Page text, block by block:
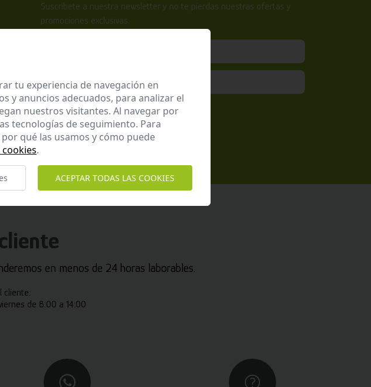
Suscríbete a nuestra newsletter y no te pierdas nuestras ofertas y
promociones exclusivas.
He leído y acepto laPolítica de Privacidad
Enviar
en menos de 24 horas laborables.
cliente:
de 8:00 a 14:00
tu experiencia de navegación en
y anuncios adecuados, para analizar el
nuestros visitantes. Al navegar por
tecnologías de seguimiento. Para
qué las usamos y cómo puede
.
ACEPTAR TODAS LAS COOKIES